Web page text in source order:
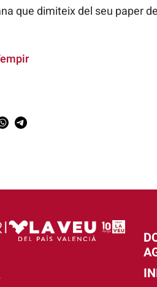
que dimiteix del seu paper